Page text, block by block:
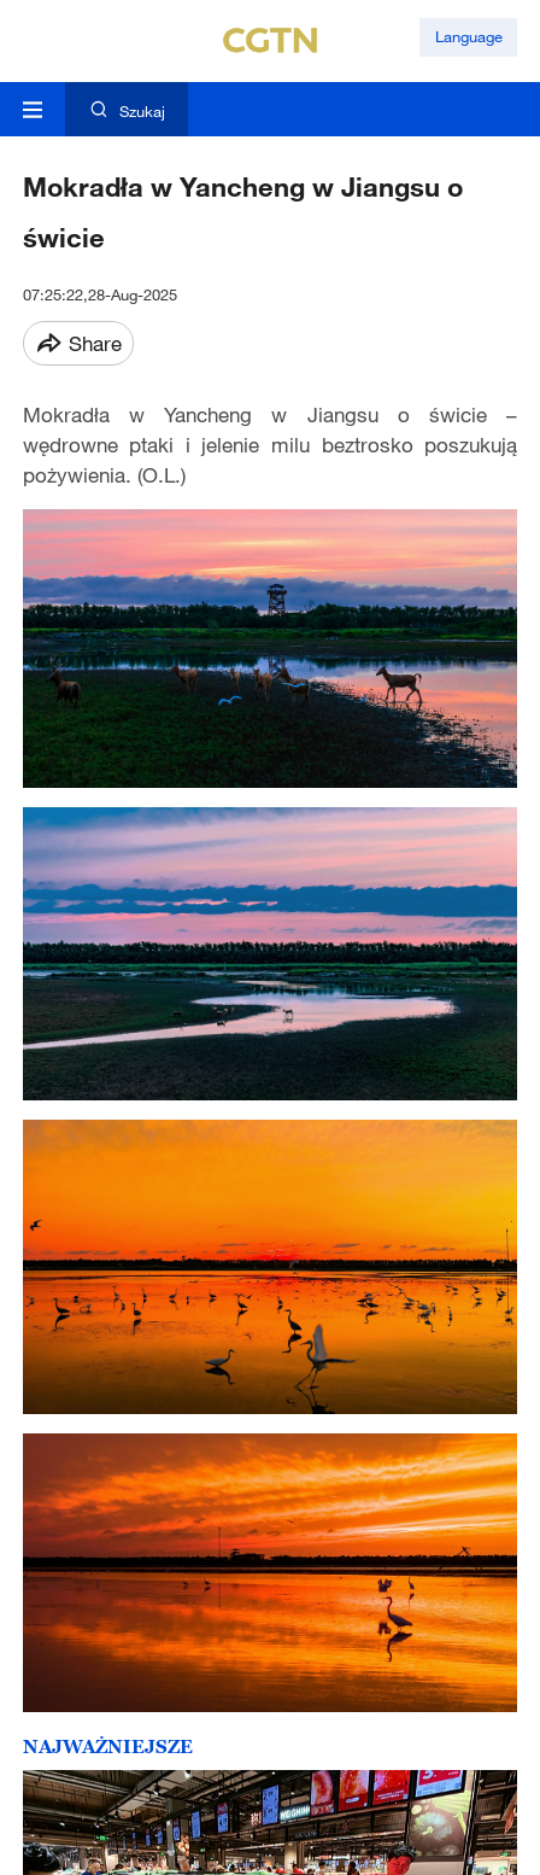
Language
Szukaj
Mokradła w Yancheng w Jiangsu o
świcie
07:25:22,28-Aug-2025
Share
Mokradła w Yancheng w Jiangsu o świcie –
wędrowne ptaki i jelenie milu beztrosko poszukują
pożywienia. (O.L.)
NAJWAŻNIEJSZE